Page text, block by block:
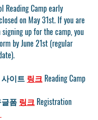
Reading Camp early
on May 31st. If you are
up for the camp, you
by June 21st (regular
이트 링크 Reading Camp
폼 링크 Registration